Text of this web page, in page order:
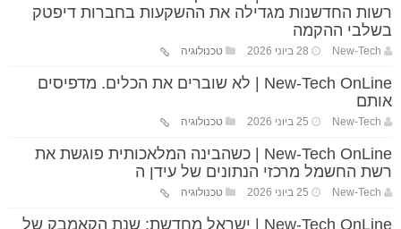
רשות החדשנות מגדילה את ההשקעות בחברות דיפטק
בשלבי ההקמה
New-Tech 28 ביוני 2026 טכנולוגיה
New-Tech OnLine | לא שוברים את הכלים. מדפיסים
אותם
New-Tech 25 ביוני 2026 טכנולוגיה
New-Tech OnLine | כשהבינה המלאכותית פוגשת את
רשת החשמל מרכזי הנתונים של עידן ה
New-Tech 25 ביוני 2026 טכנולוגיה
New-Tech OnLine | ישראל מחדשת: שנת הקאמבק של